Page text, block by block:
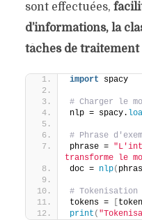
sont effectuées,
d’informations, la
tâches de
import spacy
# Charger le
nlp = spacy.
# Phrase
phrase =
transforme le
doc = nlp(
# Tokenisation
tokens =
print (